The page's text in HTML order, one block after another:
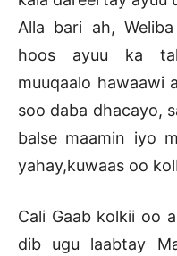
Alla bari ah,
hoos ayuu ka
muuqaalo hawaawi
soo daba dhacayo,
balse maamin iyo
yahay,kuwaas oo
Cali Gaab kolkii oo
dib ugu laabtay